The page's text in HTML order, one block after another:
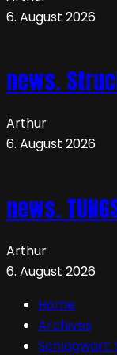
6. August 2026
news.
Arthur
6. August 2026
news.
Arthur
6. August 2026
Home
Archives
Schlagwort: